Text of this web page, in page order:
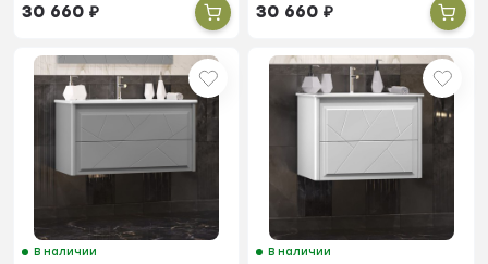
30 660₽ 30 660₽
В наличии В наличии